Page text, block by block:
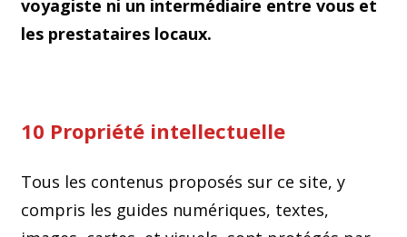
voyagiste ni un intermédiaire entre vous et
les prestataires locaux.
10 Propriété intellectuelle
Tous les contenus proposés sur ce site, y
compris les guides numériques, textes,